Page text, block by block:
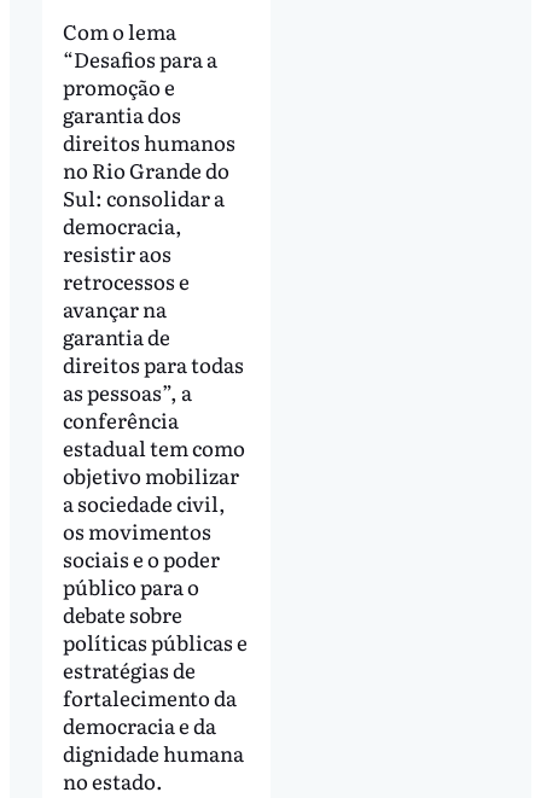
Com o lema
“Desafios para a
promoção e
garantia dos
direitos humanos
no Rio Grande do
Sul: consolidar a
democracia,
resistir aos
retrocessos e
avançar na
garantia de
direitos para todas
as pessoas”, a
conferência
estadual tem como
objetivo mobilizar
a sociedade civil,
os movimentos
sociais e o poder
público para o
debate sobre
políticas públicas e
estratégias de
fortalecimento da
democracia e da
dignidade humana
no estado.